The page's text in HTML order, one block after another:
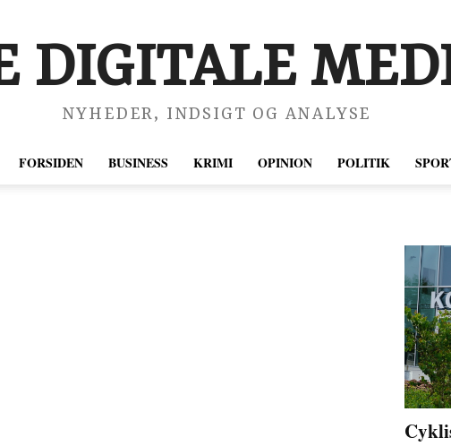
DIGITALE
NYHEDER, INDSIGT OG ANALYSE
FORSIDEN BUSINESS KRIMI OPINION POLITIK